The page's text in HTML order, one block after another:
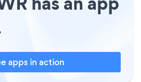
apps in action